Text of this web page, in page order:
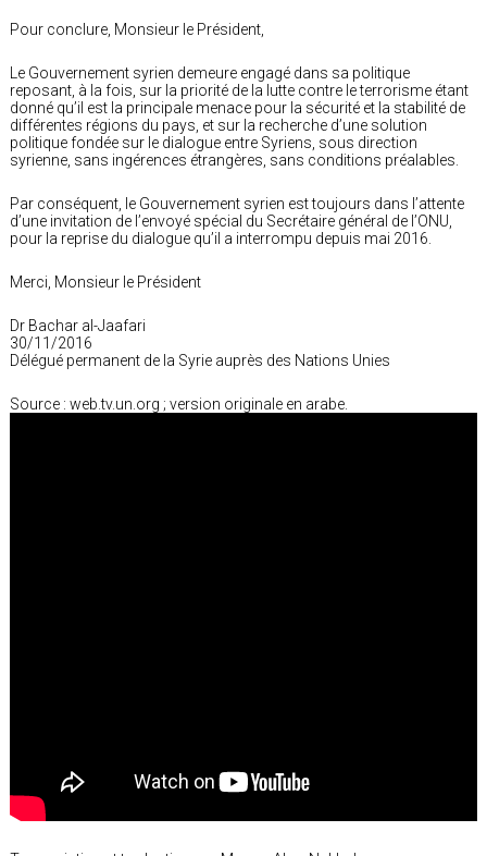
Pour conclure, Monsieur le Président,
Le Gouvernement syrien demeure engagé dans sa politique
reposant, à la fois, sur la priorité de la lutte contre le terrorisme étant
donné qu’il est la principale menace pour la sécurité et la stabilité de
différentes régions du pays, et sur la recherche d’une solution
politique fondée sur le dialogue entre Syriens, sous direction
syrienne, sans ingérences étrangères, sans conditions préalables.
Par conséquent, le Gouvernement syrien est toujours dans l’attente
d’une invitation de l’envoyé spécial du Secrétaire général de l’ONU,
pour la reprise du dialogue qu’il a interrompu depuis mai 2016.
Merci, Monsieur le Président
Dr Bachar al-Jaafari
30/11/2016
Délégué permanent de la Syrie auprès des Nations Unies
Source : web.tv.un.org ; version originale en arabe.